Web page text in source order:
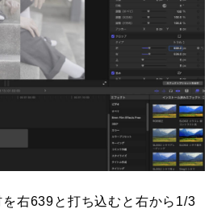
右639と打ち込むと右から1/3